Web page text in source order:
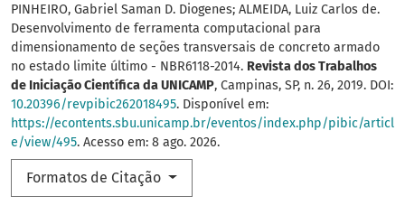
PINHEIRO, Gabriel Saman D. Diogenes; ALMEIDA, Luiz Carlos de.
Desenvolvimento de ferramenta computacional para
dimensionamento de seções transversais de concreto armado
no estado limite último - NBR6118-2014. Revista dos Trabalhos
de Iniciação Científica da UNICAMP, Campinas, SP, n. 26, 2019. DOI:
10.20396/revpibic262018495. Disponível em:
https://econtents.sbu.unicamp.br/eventos/index.php/pibic/articl
e/view/495. Acesso em: 8 ago. 2026.
Formatos de Citação